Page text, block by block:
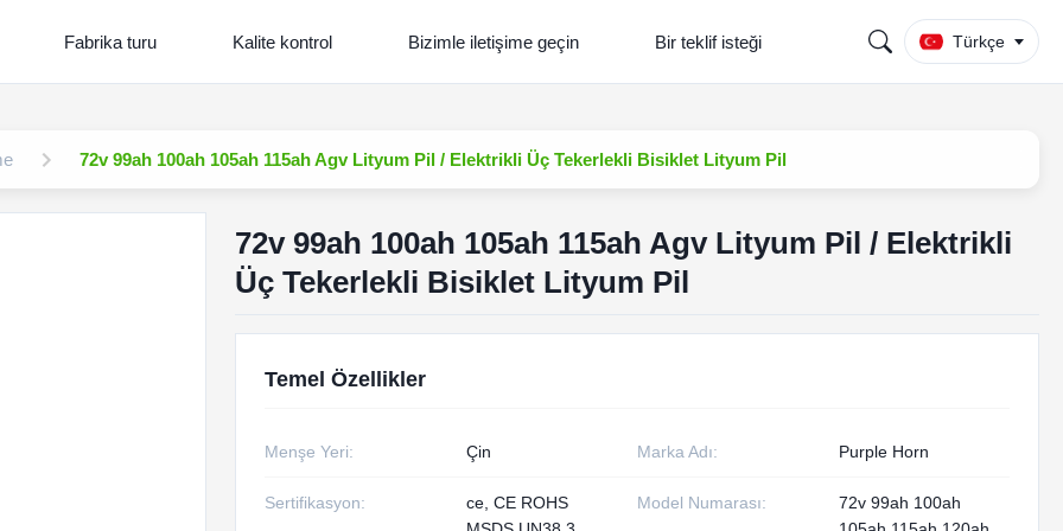
Fabrika turu Kalite kontrol Bizimle iletişime geçin Bir teklif isteği Türkçe
72v 99ah 100ah 105ah 115ah Agv Lityum Pil / Elektrikli Üç Tekerlekli Bisiklet Lityum Pil
72v 99ah 100ah 105ah 115ah Agv Lityum Pil / Elektrikli
Üç Tekerlekli Bisiklet Lityum Pil
Temel Özellikler
Menşe Yeri: Çin Marka Adı: Purple Horn
Sertifikasyon:
ce, CE ROHS
Model Numarası:
72v 99ah 100ah